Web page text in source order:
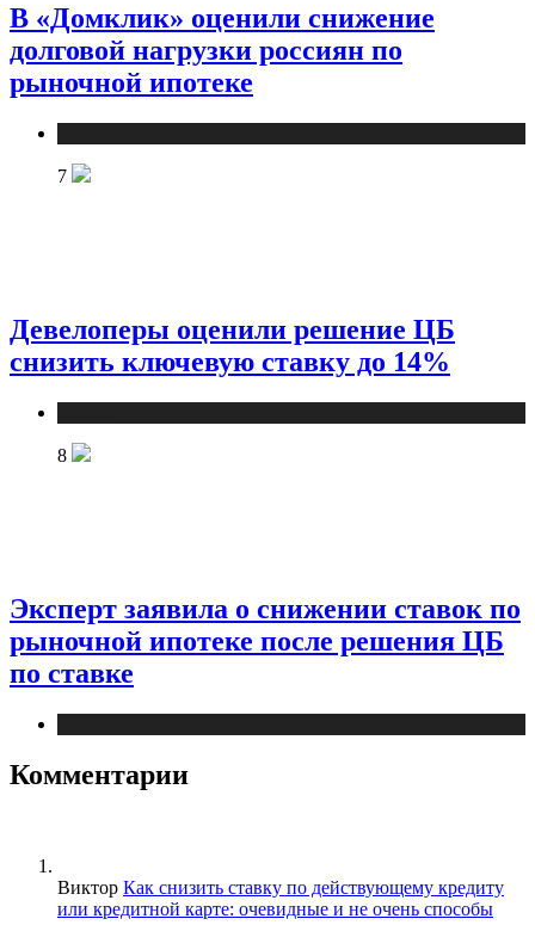
В «Домклик» оценили снижение
долговой нагрузки россиян по
рыночной ипотеке
7
Девелоперы оценили решение ЦБ
снизить ключевую ставку до 14%
8
Эксперт заявила о снижении ставок по
рыночной ипотеке после решения ЦБ
по ставке
Комментарии
Виктор Как снизить ставку по действующему кредиту
или кредитной карте: очевидные и не очень способы